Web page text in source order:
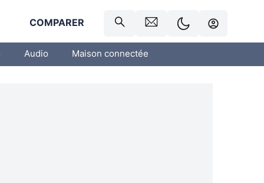
COMPARER
Audio Maison connectée